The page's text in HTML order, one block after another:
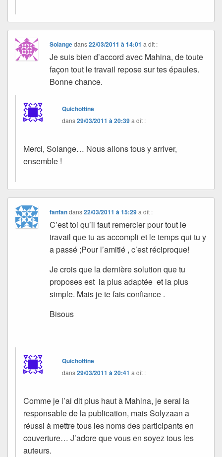
Solangedans22/03/2011 à 14:01 a dit :
Je suis bien d’accord avec Mahina, de toute
façon tout le travail repose sur tes épaules.
Bonne chance.
Quichottine
dans29/03/2011 à 20:39a dit :
Merci, Solange… Nous allons tous y arriver,
ensemble !
fanfandans22/03/2011 à 15:29 a dit :
C’est toi qu’il faut remercier pour tout le
travail que tu as accompli et le temps qui tu y
a passé ;Pour l’amitié , c’est réciproque!
Je crois que la dernière solution que tu
proposes est la plus adaptée et la plus
simple. Mais je te fais confiance .
Bisous
Quichottine
dans29/03/2011 à 20:41 a dit :
Comme je l’ai dit plus haut à Mahina, je serai la
responsable de la publication, mais Solyzaan a
réussi à mettre tous les noms des participants en
couverture… J’adore que vous en soyez tous les
auteurs.